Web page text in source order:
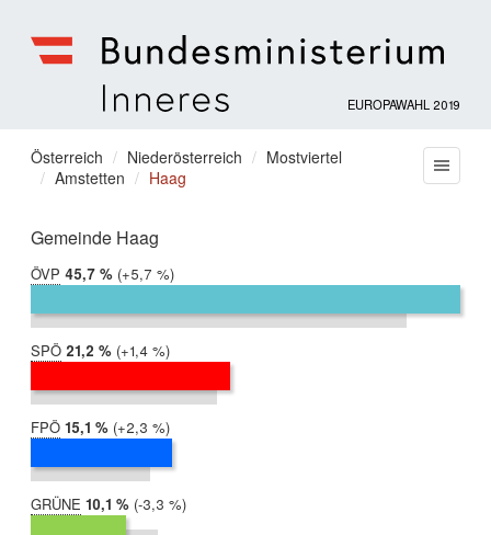
für
Inneres
EUROPAWAHL 2019
Sie
befinden
hier:
Österreich Niederösterreich
Mostviertel
Amstetten
Haag
Gemeinde Haag
ÖVP 2019:
45,7 %
2014:
40,0 %
Differenz:
+5,7 %
SPÖ 2019:
21,2 %
2014:
19,8 %
Differenz:
+1,4 %
FPÖ 2019:
15,1 %
2014:
12,8 %
Differenz:
+2,3 %
GRÜNE 2019:
10,1 %
2014:
13,5 %
Differenz:
-3,3 %